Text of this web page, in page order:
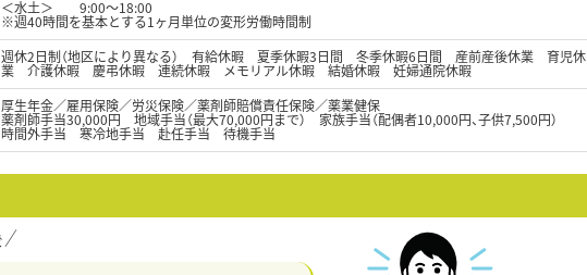
＜水土＞ 9:00～18:00
※週40時間を基本とする1ヶ月単位の変形労働時間制
週休2日制（地区により異なる） 有給休暇 夏季休暇3日間 冬季休暇6日間 産前産後休業 育児休
業 介護休暇 慶弔休暇 連続休暇 メモリアル休暇 結婚休暇 妊婦通院休暇
厚生年金／雇用保険／労災保険／薬剤師賠償責任保険／薬業健保
薬剤師手当30,000円 地域手当（最大70,000円まで） 家族手当（配偶者10,000円、子供7,500円）
時間外手当 寒冷地手当 赴任手当 待機手当